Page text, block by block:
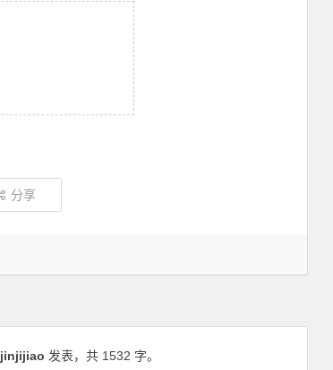
分享
jinjijiao 发表，共 1532 字。